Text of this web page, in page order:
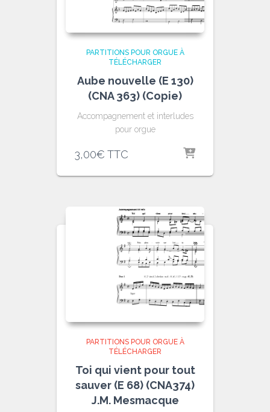
PARTITIONS POUR ORGUE À
TÉLÉCHARGER
Aube nouvelle (E 130)
(CNA 363) (Copie)
Accompagnement et interludes
pour orgue
3,00€ TTC
PARTITIONS POUR ORGUE À
TÉLÉCHARGER
Toi qui vient pour tout
sauver (E 68) (CNA374)
J.M. Mesmacque